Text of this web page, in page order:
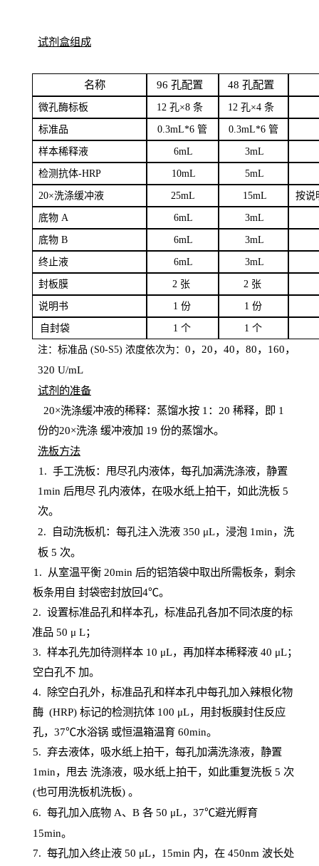
试剂盒组成
名称 96 孔配置 48 孔配置
微孔酶标板 12 孔×8 条 12 孔×4 条
标准品 0.3mL*6 管 0.3mL*6 管
样本稀释液 6mL 3mL
检测抗体-HRP 10mL 5mL
20×洗涤缓冲液 25mL 15mL 按说
底物A 6mL 3mL
底物B 6mL 3mL
终止液 6mL 3mL
封板膜 2 张 2 张
说明书 1 份 1 份
自封袋 1 个 1 个
注：标准品 (S0-S5) 浓度依次为： 0，20，40，80，160，
320 U/mL
试剂的准备
20×洗涤缓冲液的稀释：蒸馏水按 1：20 稀释，即 1
份的20×洗涤 缓冲液加 19 份的蒸馏水。
洗板方法
1. 手工洗板：甩尽孔内液体，每孔加满洗涤液，静置
1min 后甩尽 孔内液体，在吸水纸上拍干，如此洗板 5
次。
2.
自动洗板机：每孔注入洗液 350 μL，浸泡 1min，洗
板 5 次。
1 . 从室温平衡 20min 后的铝箔袋中取出所需板条，剩余
板条用自 封袋密封放回4℃。
2. 设置标准品孔和样本孔，标准品孔各加不同浓度的标
准品 50 μ L；
3. 样本孔先加待测样本 10 μL，再加样本稀释液 40 μL；
空白孔不 加。
4.
除空白孔外，标准品孔和样本孔中每孔加入辣根化物
酶 (HRP) 标记的检测抗体 100 μL，用封板膜封住反应
孔， 37℃水浴锅 或恒温箱温育60min。
5. 弃去液体，吸水纸上拍干，每孔加满洗涤液，静置
1min，甩去 洗涤液，吸水纸上拍干，如此重复洗板 5 次
(也可用洗板机洗板) 。
6. 每孔加入底物A、B 各 50 μL，37℃避光孵育
15min。
7. 每孔加入终止液 50 μL， 15min 内，在450nm 波长处